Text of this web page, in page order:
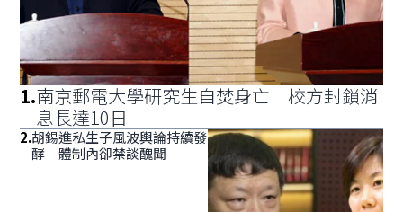
1.南京郵電大學研究生自焚身亡 校方封鎖消
息長達10日
2.胡錫進私生子風波輿論持續發
酵 體制內卻禁談醜聞